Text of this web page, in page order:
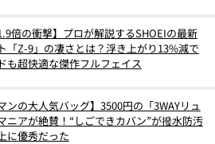
倍の衝撃】プロが解説するSHOEIの最新
「Z-9」の凄さとは？浮き上がり13%減で
も超快適な傑作フルフェイス
ンの大人気バッグ】3500円の「3WAYリュ
ニアが絶賛！“しごできカバン”が撥水防汚
に優秀だった